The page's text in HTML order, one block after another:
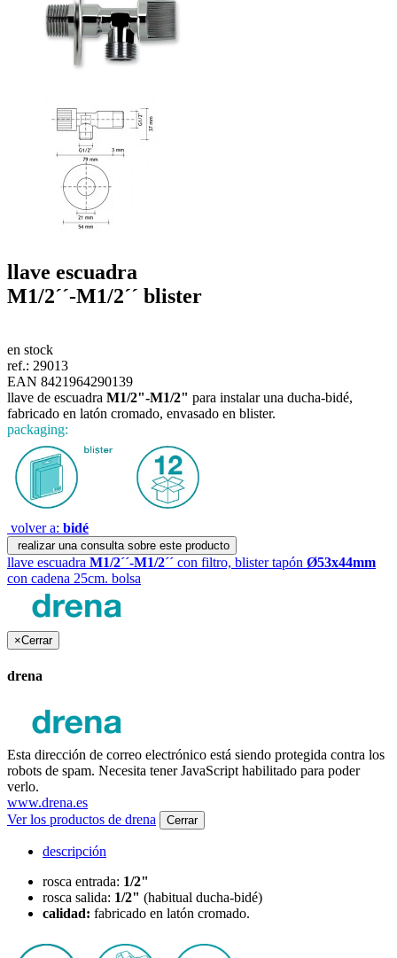
llave escuadra
M1/2´´-M1/2´´ blister
en stock
ref.: 29013
EAN 8421964290139
llave de escuadra M1/2"-M1/2" para instalar una ducha-bidé,
fabricado en latón cromado, envasado en blister.
packaging:
volver a: bidé
realizar una consulta sobre este producto
llave escuadra M1/2´´-M1/2´´ con filtro, blister tapón Ø53x44mm
con cadena 25cm. bolsa
×Cerrar
drena
Esta dirección de correo electrónico está siendo protegida contra los
robots de spam. Necesita tener JavaScript habilitado para poder
verlo.
www.drena.es
Ver los productos de drena
Cerrar
descripción
rosca entrada: 1/2"
rosca salida: 1/2" (habitual ducha-bidé)
calidad: fabricado en latón cromado.